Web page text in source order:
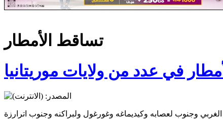
تساقط الأمطار
في عدد من ولايات موريتانيا